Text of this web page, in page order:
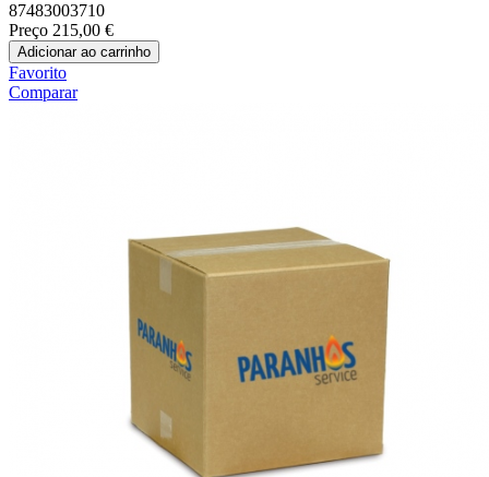
87483003710
Preço 215,00 €
Adicionar ao carrinho
Favorito
Comparar